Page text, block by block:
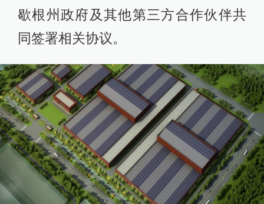
歇根州政府及其他第三方合作伙伴共
同签署相关协议。